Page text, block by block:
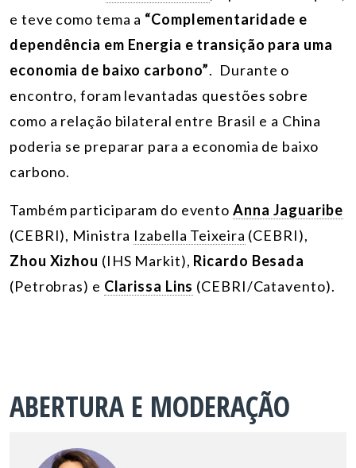
e teve como tema a “Complementaridade e
dependência em Energia e transição para uma
economia de baixo carbono”. Durante o
encontro, foram levantadas questões sobre
como a relação bilateral entre Brasil e a China
poderia se preparar para a economia de baixo
carbono.
Também participaram do evento Anna Jaguaribe
(CEBRI), Ministra Izabella Teixeira (CEBRI),
Zhou Xizhou (IHS Markit), Ricardo Besada
(Petrobras) e Clarissa Lins (CEBRI/Catavento).
ABERTURA E MODERAÇÃO